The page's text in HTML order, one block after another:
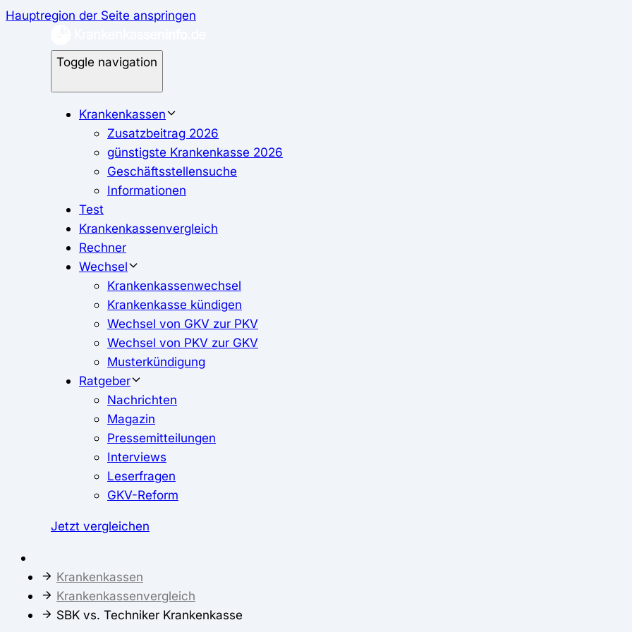
Hauptregion der Seite anspringen
Toggle navigation
Krankenkassen
Zusatzbeitrag 2026
günstigste Krankenkasse 2026
Geschäftsstellensuche
Informationen
Test
Krankenkassenvergleich
Rechner
Wechsel
Krankenkassenwechsel
Krankenkasse kündigen
Wechsel von GKV zur PKV
Wechsel von PKV zur GKV
Musterkündigung
Ratgeber
Nachrichten
Magazin
Pressemitteilungen
Interviews
Leserfragen
GKV-Reform
Jetzt vergleichen
Krankenkassen
Krankenkassenvergleich
SBK vs. Techniker Krankenkasse